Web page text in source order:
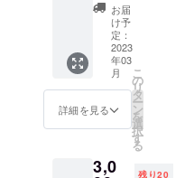
you know エ
ネル原人」
出演
FMいみず
「相本商店
射水店」N/A
エンターテ
のコーナー
下さる
方 心を
込めて
手書き
でお礼
のお葉
書を送
らせて
いただ
領証明
お届
け予
定：
2023
年03
月
詳細を見る
こ
の
リ
タ
ー
ン
を
選
択
す
る
3,0 残り20